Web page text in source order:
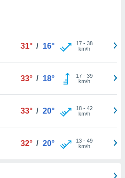
31° / 16° 17- 38
km/h
33° / 18° 17- 39
km/h
33° / 20° 18- 42
km/h
32° / 20° 13- 49
km/h